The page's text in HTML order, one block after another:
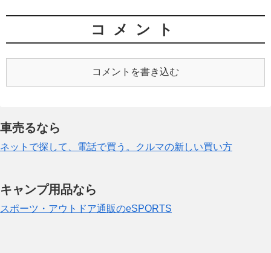
コメント
コメントを書き込む
車売るなら
ネットで探して、電話で買う。クルマの新しい買い方
キャンプ用品なら
スポーツ・アウトドア通販のeSPORTS